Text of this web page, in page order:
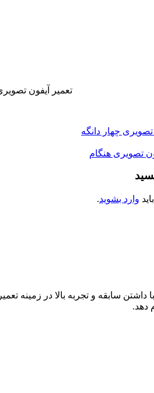
تعمیر آیفون
تصویری چهار دانگه
تصویری هنگام
وارد بشوید.
داشتن سابقه و تجربه بالا در زمینه
دهد.